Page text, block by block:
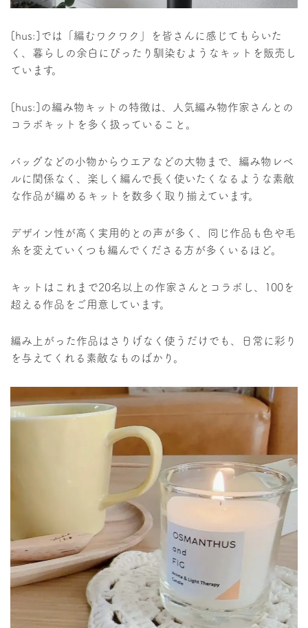
[hus:]では「編むワクワク」を皆さんに感じてもらいた
く、暮らしの余白にぴったり馴染むようなキットを販売し
ています。
[hus:]の編み物キットの特徴は、人気編み物作家さんとの
コラボキットを多く扱っていること。
バッグなどの小物からウエアなどの大物まで、編み物レベ
ルに関係なく、楽しく編んで長く使いたくなるような素敵
な作品が編めるキットを数多く取り揃えています。
デザイン性が高く実用的との声が多く、同じ作品も色や毛
糸を変えていくつも編んでくださる方が多くいるほど。
キットはこれまで20名以上の作家さんとコラボし、100を
超える作品をご用意しています。
編み上がった作品はさりげなく使うだけでも、日常に彩り
を与えてくれる素敵なものばかり。